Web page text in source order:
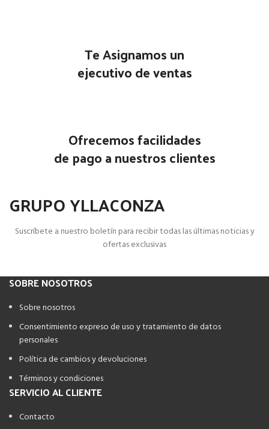
Te Asignamos un
ejecutivo de ventas
Ofrecemos facilidades
de pago a nuestros clientes
GRUPO YLLACONZA
Suscríbete a nuestro boletín para recibir todas las últimas noticias y
ofertas exclusivas
SOBRE NOSOTROS
Sobre nosotros
Consentimiento expreso de uso y tratamiento de datos
personales
Política de cambios y devoluciones
Términos y condiciones
SERVICIO AL CLIENTE
Contacto